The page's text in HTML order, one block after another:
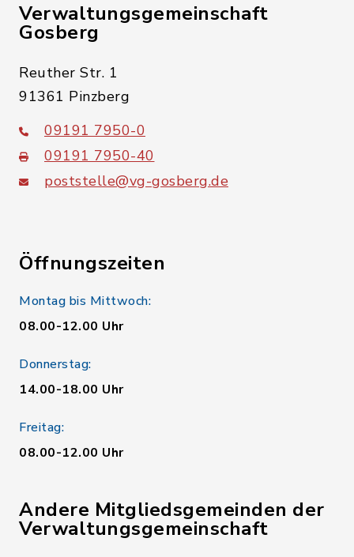
Verwaltungsgemeinschaft
Gosberg
Reuther Str. 1
91361 Pinzberg
09191 7950-0
09191 7950-40
poststelle@vg-gosberg.de
Öffnungszeiten
Montag bis Mittwoch:
08.00-12.00 Uhr
Donnerstag:
14.00-18.00 Uhr
Freitag:
08.00-12.00 Uhr
Andere Mitgliedsgemeinden der
Verwaltungsgemeinschaft